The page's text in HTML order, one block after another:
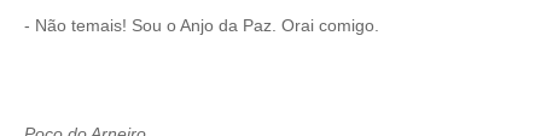
- Não temais! Sou o Anjo da Paz. Orai comigo.